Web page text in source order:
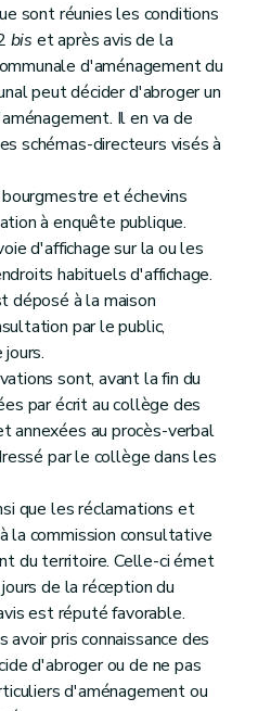
sont réunies les conditions
bis et après avis de la
d'aménagement du
peut décider d'abroger un
Il en va de
schémas-directeurs visés à
et échevins
à enquête publique.
d'affichage sur la ou les
habituels d'affichage.
déposé à la maison
par le public,
sont, avant la fin du
par écrit au collège des
annexées au procès-verbal
par le collège dans les
que les réclamations et
la commission consultative
du territoire. Celle-ci émet
de la réception du
est réputé favorable.
avoir pris connaissance des
d'abroger ou de ne pas
d'aménagement ou